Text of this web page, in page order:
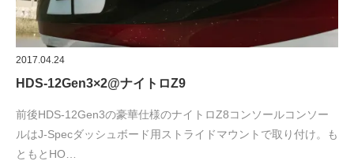
2017.04.24
HDS-12Gen3×2@ナイトロZ9
前後HDS-12Gen3の豪華仕様のナイトロZ8コンソールコンソー
ルはJ-Specダッシュボード用ストライドマウントで取り付け。も
ともとHO…